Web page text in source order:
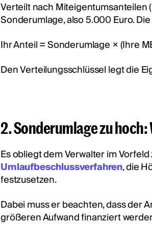
Verteilt nach Miteigentumsanteilen
Sonderumlage, also 5.000 Euro.
Ihr Anteil = Sonderumlage × (Ihre
Den Verteilungsschlüssel legt die
2. Sonderumlage zu hoch:
Es obliegt dem Verwalter im Vorfeld
Umlaufbeschlussverfahren, die
festzusetzen.
Dabei muss er beachten, dass der
größeren Aufwand finanziert